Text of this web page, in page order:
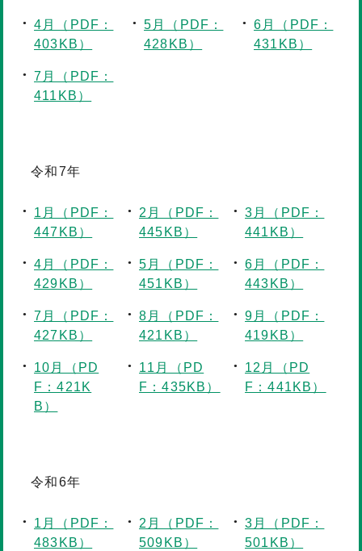
4月（PDF：
403KB）
7月（PDF：
411KB）
5月（PDF：
428KB）
6月（PDF：
431KB）
令和7年
1月（PDF：
447KB）
4月（PDF：
429KB）
7月（PDF：
427KB）
10月（PD
F：421K
B）
2月（PDF：
445KB）
5月（PDF：
451KB）
8月（PDF：
421KB）
11月（PD
F：435KB）
3月（PDF：
441KB）
6月（PDF：
443KB）
9月（PDF：
419KB）
12月（PD
F：441KB）
令和6年
1月（PDF：
483KB）
2月（PDF：
509KB）
3月（PDF：
501KB）